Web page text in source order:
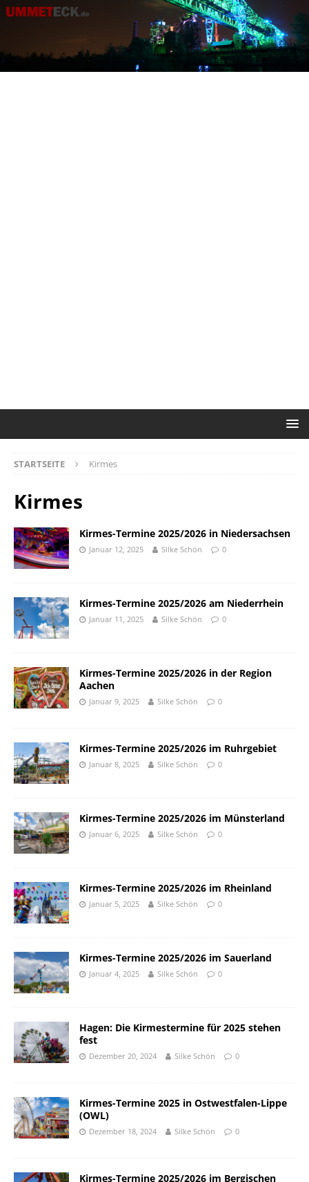
STARTSEITE Kirmes
Kirmes
Kirmes-Termine 2025/2026 in Niedersachsen
Januar 12, 2025 Silke Schön 0
Kirmes-Termine 2025/2026 am Niederrhein
Januar 11, 2025 Silke Schön 0
Kirmes-Termine 2025/2026 in der Region
Aachen
Januar 9, 2025 Silke Schön 0
Kirmes-Termine 2025/2026 im Ruhrgebiet
Januar 8, 2025 Silke Schön 0
Kirmes-Termine 2025/2026 im Münsterland
Januar 6, 2025 Silke Schön 0
Kirmes-Termine 2025/2026 im Rheinland
Januar 5, 2025 Silke Schön 0
Kirmes-Termine 2025/2026 im Sauerland
Januar 4, 2025 Silke Schön 0
Hagen: Die Kirmestermine für 2025 stehen
fest
Dezember 20, 2024 Silke Schön 0
Kirmes-Termine 2025 in Ostwestfalen-Lippe
(OWL)
Dezember 18, 2024 Silke Schön 0
Kirmes-Termine 2025/2026 im Bergischen